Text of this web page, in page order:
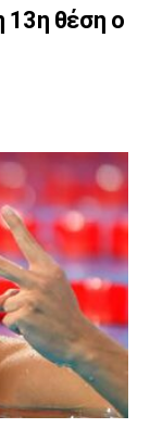
13η θέση ο